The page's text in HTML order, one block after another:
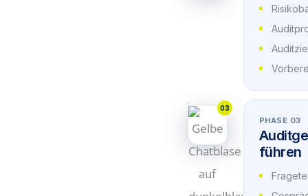
03
PHASE 03
führen